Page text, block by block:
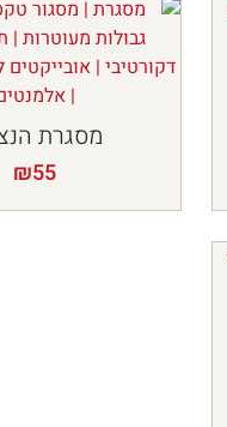
מסגרת
₪55